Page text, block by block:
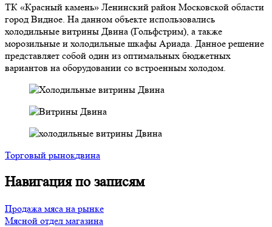
ТК «Красный камень» Ленинский район Московской области
город Видное. На данном объекте использовались
холодильные витрины Двина (Гольфстрим), а также
морозильные и холодильные шкафы Ариада. Данное решение
представляет собой один из оптимальных бюджетных
вариантов на оборудовании со встроенным холодом.
Торговый рынокдвина
Навигация по записям
Продажа мяса на рынке
Мясной отдел магазина